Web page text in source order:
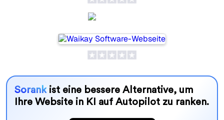
Sorankist eine bessere Alternative, um
Ihre Website in KI auf Autopilot zu ranken.